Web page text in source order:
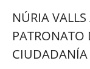
NÚRIA
PATRONATO